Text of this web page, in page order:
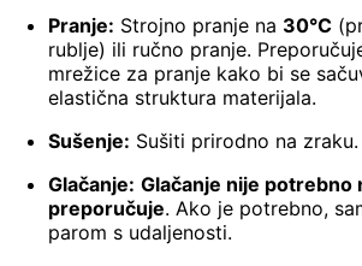
Pranje: Strojno pranje na 30°C
rublje) ili ručno pranje.
mrežice za pranje kako bi se
elastična struktura materijala.
Sušenje: Sušiti prirodno na zraku.
Glačanje: Glačanje nije potrebno
preporučuje. Ako je potrebno,
parom s udaljenosti.